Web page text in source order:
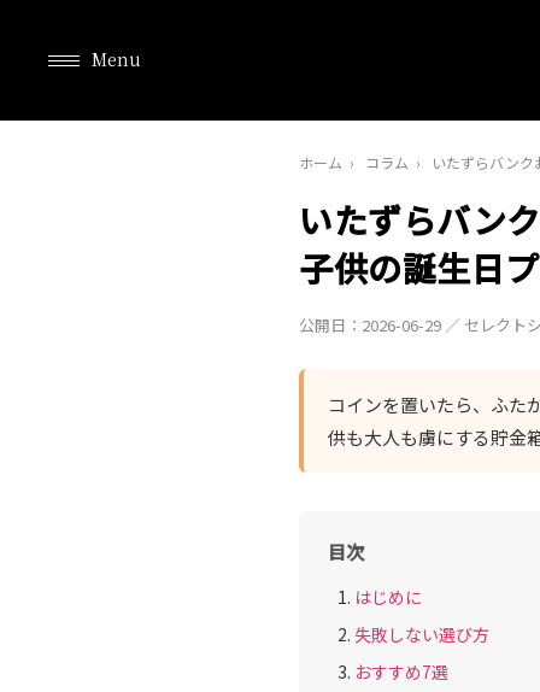
Menu
ホーム › コラム › いたずらバン
いたずらバン
子供の誕生日
公開日：2026-06-29 ／ セレクト
コインを置いたら、ふた
供も大人も虜にする貯金
目次
はじめに
失敗しない選び方
おすすめ7選